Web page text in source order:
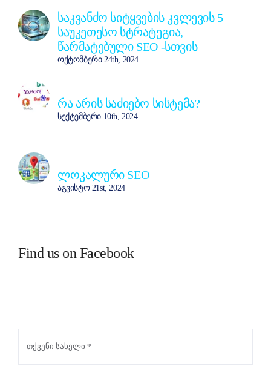
საკვანძო სიტყვების კვლევის 5
საუკეთესო სტრატეგია,
წარმატებული SEO -სთვის
ოქტომბერი 24th, 2024
რა არის საძიებო სისტემა?
სექტემბერი 10th, 2024
ლოკალური SEO
აგვისტო 21st, 2024
Find us on Facebook